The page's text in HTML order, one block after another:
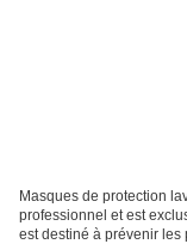
Masques de protection
professionnel et est
est destiné à prévenir les